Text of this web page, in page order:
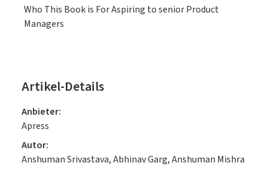
Who This Book is For Aspiring to senior Product
Managers
Artikel-Details
Anbieter:
Apress
Autor:
Anshuman Srivastava, Abhinav Garg, Anshuman Mishra